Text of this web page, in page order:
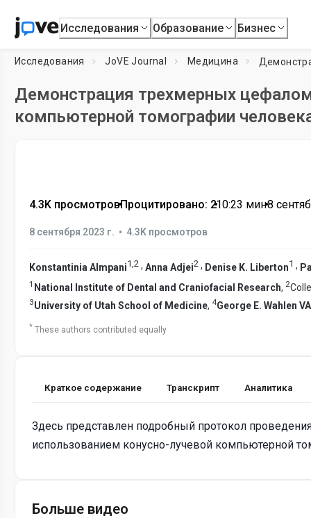
Исследования Образование Бизнес
Исследования JoVE Journal Медицина
Демонстрация трехмерных
компьютерной томографии
4.3K просмотров•Процитировано: 2•10:23 мин•8
8 сентября 2023 г. • 4.3K просмотров
Konstantinia Almpani1,2 , Anna Adjei2 , Denise K. Liberton1 ,
1 National Institute of Dental and Craniofacial Research, 2
3University of Utah School of Medicine, 4George E. Wahlen
* These authors contributed equally
Краткое содержание Транскрипт Аналитика
Здесь представлен подробный протокол
использованием конусно-лучевой компьютерной
Больше видео